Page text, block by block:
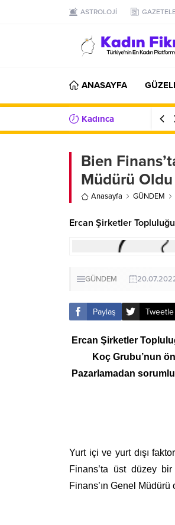
ASTROLOJİ
ANASAYFA
Kadınca
Bien
Müdürü Oldu
Anasayfa GÜNDEM
Ercan Şirketler
GÜNDEM
Paylaş Tweetle
Ercan Şirketler
Koç Grubu’nun
Pazarlamadan sorumlu
Yurt içi ve yurt dışı
Finans’ta üst düzey
Finans’ın Genel Müdürü